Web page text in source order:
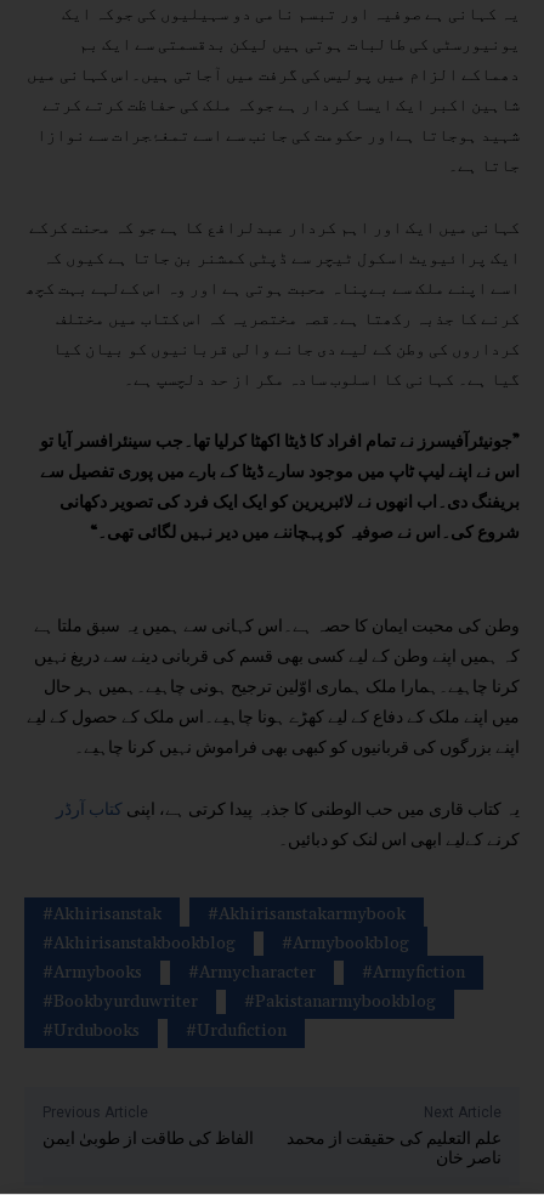
یہ کہانی ہے صوفیہ اور تبسم نامی دو سہیلیوں کی جوکہ ایک
یونیورسٹی کی طالبات ہوتی ہیں لیکن بدقسمتی سے ایک بم
دھماکے الزام میں پولیس کی گرفت میں آجاتی ہیں۔اس کہانی میں
شاہین اکبر ایک ایسا کردار ہے جوکہ ملک کی حفاظت کرتے کرتے
شہید ہوجاتا ہےاور حکومت کی جانب سے اسے تمغۂجرات سے نوازا
جاتا ہے۔
کہانی میں ایک اور اہم کردار عبدلرافع کا ہے جو کہ محنت کرکے
ایک پرائیویٹ اسکول ٹیچر سے ڈپٹی کمشنر بن جاتا ہے کیوں کہ
اسے اپنے ملک سے بےپناہ محبت ہوتی ہے اور وہ اس کےلہے بہت کچھ
کرنے کا جذبہ رکھتا ہے۔قصہ مختصریہ کہ اس کتاب میں مختلف
کرداروں کی وطن کے لیے دی جانے والی قربانیوں کو بیان کیا
گیا ہے۔ کہانی کا اسلوب سادہ مگر از حد دلچسپ ہے۔
”جونیئرآفیسرز نے تمام افراد کا ڈیٹا اکھٹا کرلیا تھا۔جب سینئرافسر آیا تو
اس نے اپنے لیپ ٹاپ میں موجود سارے ڈیٹا کے بارے میں پوری تفصیل سے
بریفنگ دی۔اب انھوں نے لائبریرین کو ایک ایک فرد کی تصویر دکھانی
شروع کی۔اس نے صوفیہ کو پہچاننے میں دیر نہیں لگائی تھی۔“
وطن کی محبت ایمان کا حصہ ہے۔اس کہانی سے ہمیں یہ سبق ملتا ہے
کہ ہمیں اپنے وطن کے لیے کسی بھی قسم کی قربانی دینے سے دریغ نہیں
کرنا چاہیے۔ہمارا ملک ہماری اوّلین ترجیح ہونی چاہیے۔ہمیں ہر حال
میں اپنے ملک کے دفاع کے لیے کھڑے ہونا چاہیے۔اس ملک کے حصول کے لیے
اپنے بزرگوں کی قربانیوں کو کبھی بھی فراموش نہیں کرنا چاہیے۔
یہ کتاب قاری میں حب الوطنی کا جذبہ پیدا کرتی ہے، اپنی کتاب آرڈر
کرنے کےلیے ابھی اس لنک کو دبائیں۔
#akhirisanstak
#akhirisanstakarmybook
#akhirisanstakbookblog
#armybookblog
#armybooks
#armycharacter
#armyfiction
#bookbyurduwriter
#pakistanarmybookblog
#urdubooks
#urdufiction
Previous Article
الفاظ کی طاقت از طوبیٰ ایمن
Next Article
علم التعلیم کی حقیقت از محمد
ناصر خان